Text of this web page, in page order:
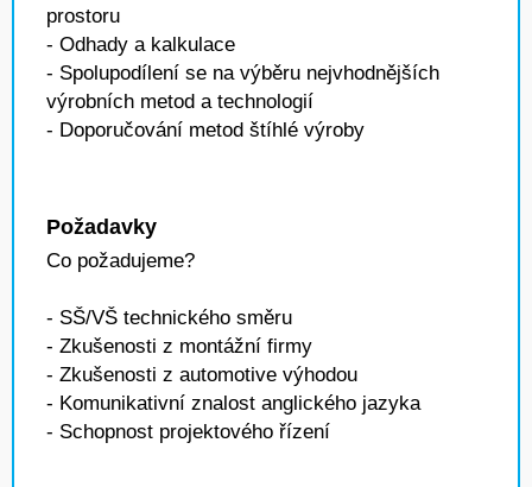
prostoru
- Odhady a kalkulace
- Spolupodílení se na výběru nejvhodnějších
výrobních metod a technologií
- Doporučování metod štíhlé výroby
Požadavky
Co požadujeme?
- SŠ/VŠ technického směru
- Zkušenosti z montážní firmy
- Zkušenosti z automotive výhodou
- Komunikativní znalost anglického jazyka
- Schopnost projektového řízení